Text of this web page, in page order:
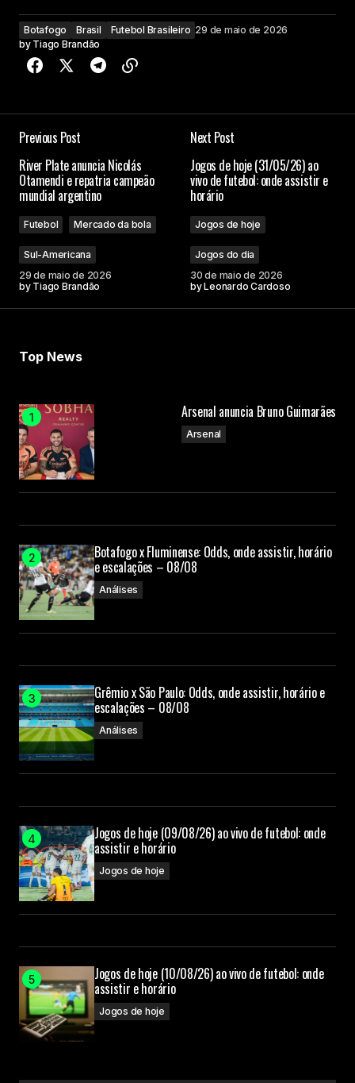
Botafogo Brasil Futebol Brasileiro 29 de maio de 2026
by Tiago Brandão
Previous Post
River Plate anuncia Nicolás
Otamendi e repatria campeão
mundial argentino
Futebol Mercado da bola
Sul-Americana
29 de maio de 2026
by Tiago Brandão
Next Post
Jogos de hoje (31/05/26) ao
vivo de futebol: onde assistir e
horário
Jogos de hoje
Jogos do dia
30 de maio de 2026
byLeonardo Cardoso
Top News
Arsenal anuncia Bruno Guimarães
Arsenal
Botafogo x Fluminense: Odds, onde assistir, horário
e escalações – 08/08
Análises
Grêmio x São Paulo: Odds, onde assistir, horário e
escalações – 08/08
Análises
Jogos de hoje (09/08/26) ao vivo de futebol: onde
assistir e horário
Jogos de hoje
Jogos de hoje (10/08/26) ao vivo de futebol: onde
assistir e horário
Jogos de hoje